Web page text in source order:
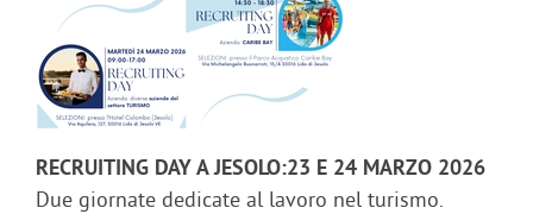
RECRUITING DAY A JESOLO:23 E 24 MARZO 2026
Due giornate dedicate al lavoro nel turismo.